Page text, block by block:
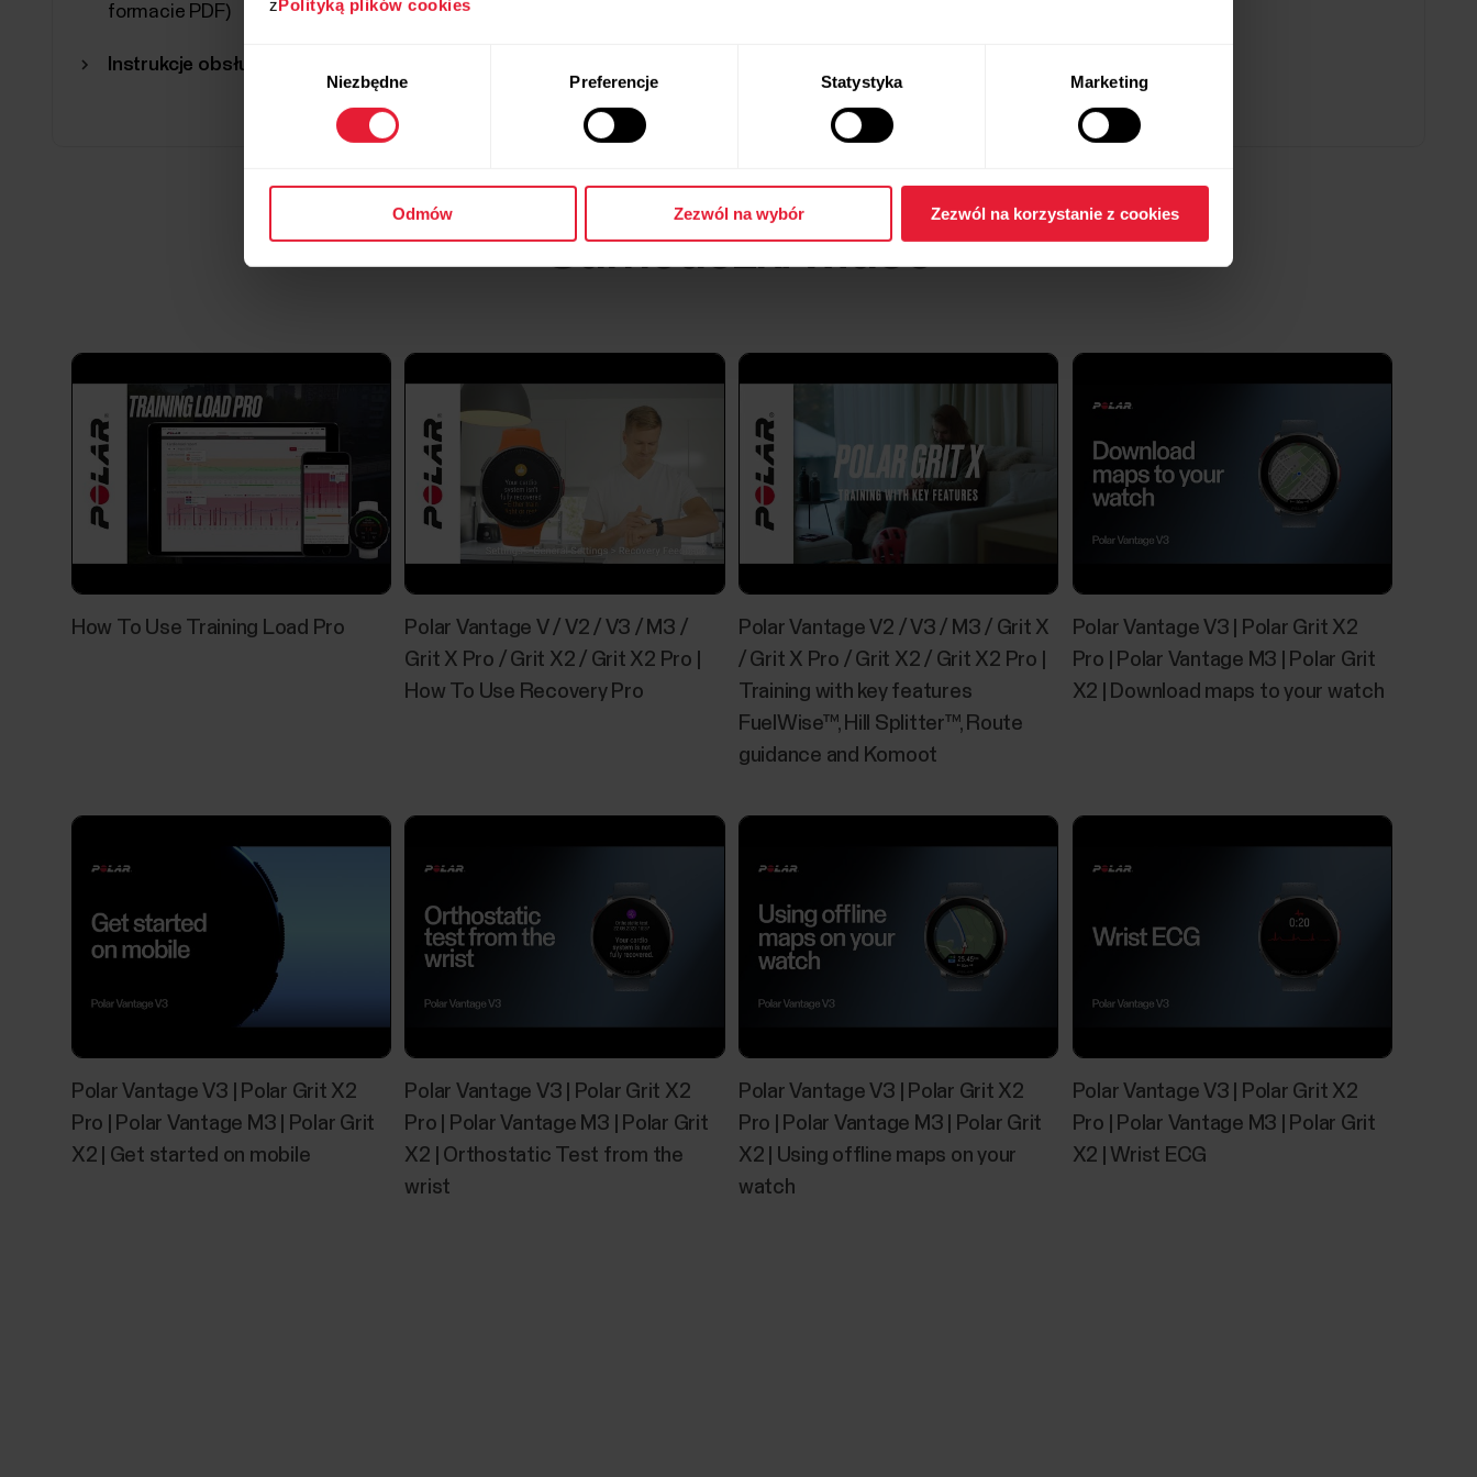
zPolityką plików cookies
Niezbędne Preferencje Statystyka Marketing
Odmów Zezwól na wybór Zezwól na korzystanie z cookies
formacie PDF)
Instrukcje obsługi w innych językach
Samouczki wideo
How To Use Training Load Pro
Polar Vantage V / V2 / V3 / M3 /
Grit X Pro / Grit X2 / Grit X2 Pro |
How To Use Recovery Pro
Polar Vantage V2 / V3 / M3 / Grit X
/ Grit X Pro / Grit X2 / Grit X2 Pro |
Training with key features
FuelWise™, Hill Splitter™, Route
guidance and Komoot
Polar Vantage V3 | Polar Grit X2
Pro | Polar Vantage M3 | Polar Grit
X2 | Download maps to your watch
Polar Vantage V3 | Polar Grit X2
Pro | Polar Vantage M3 | Polar Grit
X2 | Get started on mobile
Polar Vantage V3 | Polar Grit X2
Pro | Polar Vantage M3 | Polar Grit
X2 | Orthostatic Test from the
wrist
Polar Vantage V3 | Polar Grit X2
Pro | Polar Vantage M3 | Polar Grit
X2 | Using offline maps on your
watch
Polar Vantage V3 | Polar Grit X2
Pro | Polar Vantage M3 | Polar Grit
X2 | Wrist ECG